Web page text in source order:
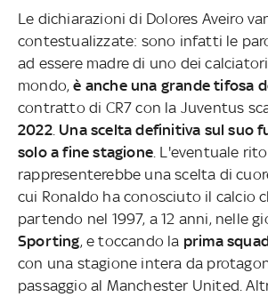
Le dichiarazioni di Dolores Aveiro
contestualizzate: sono infatti le
ad essere madre di uno dei
mondo,è anche una grande tifosa
contratto di CR7 con la Juventus
2022. Una scelta definitiva sul suo
solo a fine stagione . L'eventuale
rappresenterebbe una scelta di
cui Ronaldo ha conosciuto il calcio
partendo nel 1997, a 12 anni, nelle
Sporting, e toccando la prima
con una stagione intera da
passaggio al Manchester United.